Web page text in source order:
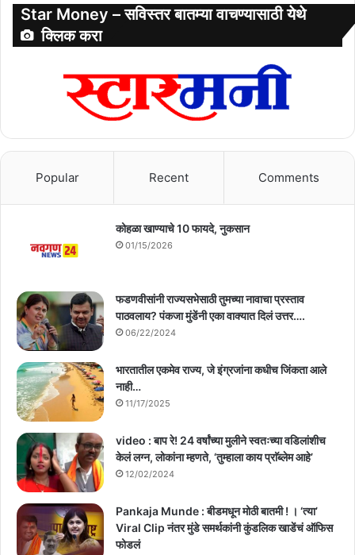
Star Money – सविस्तर बातम्या वाचण्यासाठी येथे
क्लिक करा
Popular Recent Comments
कोहळा खाण्याचे 10 फायदे, नुकसान
01/15/2026
फडणवीसांनी राज्यसभेसाठी तुमच्या नावाचा प्रस्ताव
पाठवलाय? पंकजा मुंडेंनी एका वाक्यात दिलं उत्तर….
06/22/2024
भारतातील एकमेव राज्य, जे इंग्रजांना कधीच जिंकता आले
नाही…
11/17/2025
video : बाप रे! 24 वर्षांच्या मुलीने स्वतःच्या वडिलांशीच
केलं लग्न, लोकांना म्हणते, ‘तुम्हाला काय प्राॅब्लेम आहे’
12/02/2024
Pankaja Munde : बीडमधून मोठी बातमी ! । ‘त्या’
Viral Clip नंतर मुंडे समर्थकांनी कुंडलिक खाडेंचं ऑफिस
फोडलं